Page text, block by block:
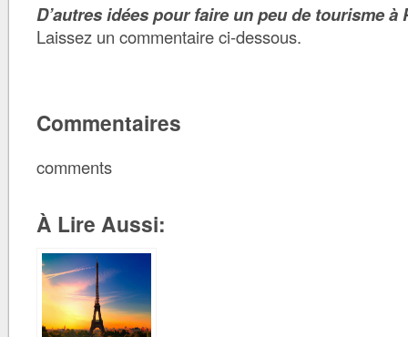
D’autres idées pour faire un peu de tourisme à
Laissez un commentaire ci-dessous.
Commentaires
comments
À Lire Aussi: